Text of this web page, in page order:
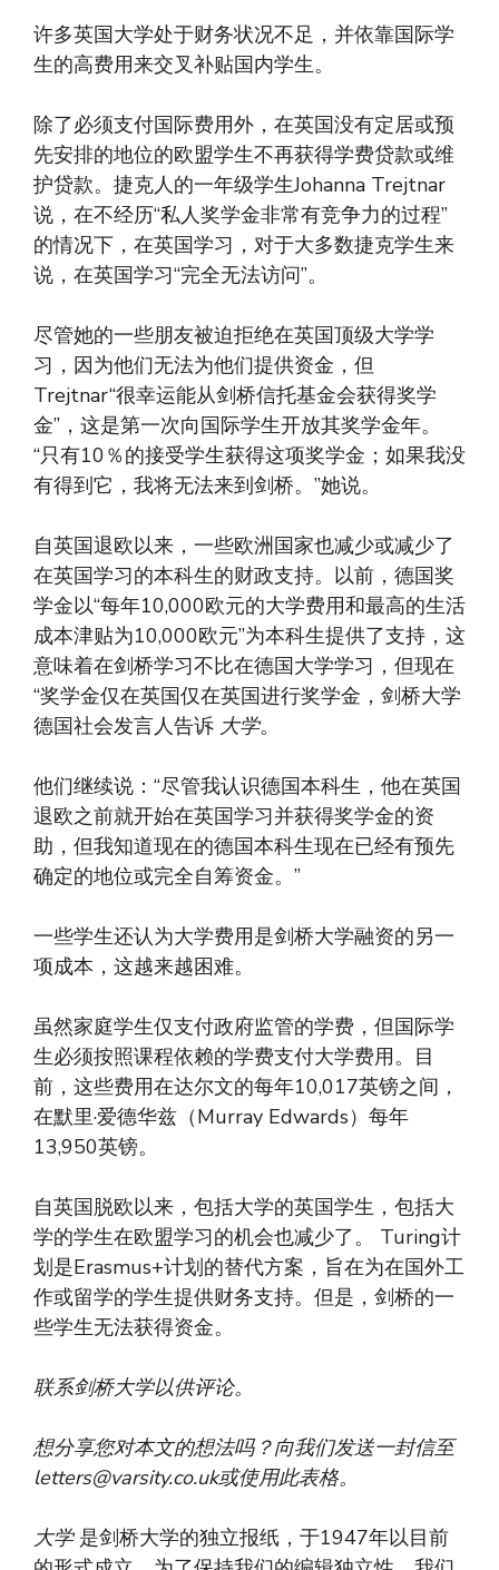
许多英国大学处于财务状况不足，并依靠国际学
生的高费用来交叉补贴国内学生。
除了必须支付国际费用外，在英国没有定居或预
先安排的地位的欧盟学生不再获得学费贷款或维
护贷款。捷克人的一年级学生Johanna Trejtnar
说，在不经历“私人奖学金非常有竞争力的过程”
的情况下，在英国学习，对于大多数捷克学生来
说，在英国学习“完全无法访问”。
尽管她的一些朋友被迫拒绝在英国顶级大学学
习，因为他们无法为他们提供资金，但
Trejtnar“很幸运能从剑桥信托基金会获得奖学
金”，这是第一次向国际学生开放其奖学金年。
“只有10％的接受学生获得这项奖学金；如果我没
有得到它，我将无法来到剑桥。”她说。
自英国退欧以来，一些欧洲国家也减少或减少了
在英国学习的本科生的财政支持。以前，德国奖
学金以“每年10,000欧元的大学费用和最高的生活
成本津贴为10,000欧元”为本科生提供了支持，这
意味着在剑桥学习不比在德国大学学习，但现在
“奖学金仅在英国仅在英国进行奖学金，剑桥大学
德国社会发言人告诉 大学。
他们继续说：“尽管我认识德国本科生，他在英国
退欧之前就开始在英国学习并获得奖学金的资
助，但我知道现在的德国本科生现在已经有预先
确定的地位或完全自筹资金。”
一些学生还认为大学费用是剑桥大学融资的另一
项成本，这越来越困难。
虽然家庭学生仅支付政府监管的学费，但国际学
生必须按照课程依赖的学费支付大学费用。目
前，这些费用在达尔文的每年10,017英镑之间，
在默里·爱德华兹（Murray Edwards）每年
13,950英镑。
自英国脱欧以来，包括大学的英国学生，包括大
学的学生在欧盟学习的机会也减少了。 Turing计
划是Erasmus+计划的替代方案，旨在为在国外工
作或留学的学生提供财务支持。但是，剑桥的一
些学生无法获得资金。
联系剑桥大学以供评论。
想分享您对本文的想法吗？向我们发送一封信至
letters@varsity.co.uk或使用此表格。
大学是剑桥大学的独立报纸，于1947年以目前